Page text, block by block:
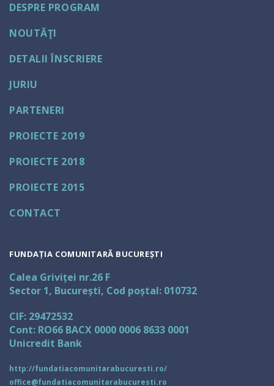
DESPRE PROGRAM
NOUTĂŢI
DETALII ÎNSCRIERE
JURIU
PARTENERI
PROIECTE 2019
PROIECTE 2018
PROIECTE 2015
CONTACT
FUNDAȚIA COMUNITARĂ BUCUREȘTI
Calea Griviței nr.26 F
Sector 1, București, Cod poștal: 010732
CIF: 29472532
Cont: RO66 BACX 0000 0006 8633 0001
Unicredit Bank
http://fundatiacomunitarabucuresti.ro/
office@fundatiacomunitarabucuresti.ro